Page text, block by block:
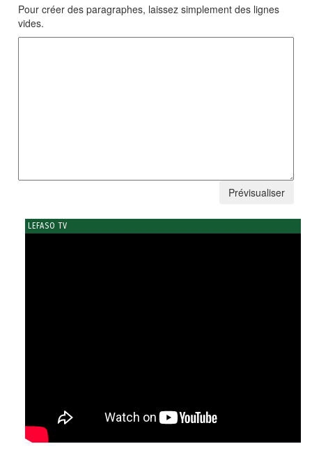
Pour créer des paragraphes, laissez simplement des lignes
vides.
LEFASO TV